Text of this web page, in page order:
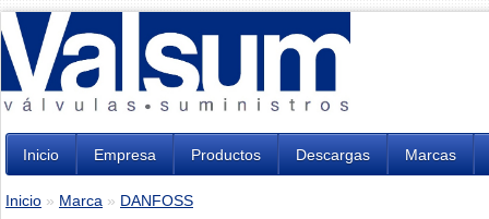
Inicio Empresa Productos Descargas Marcas
Inicio » Marca » DANFOSS